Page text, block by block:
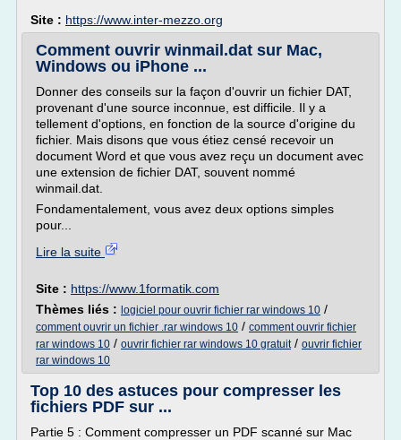
Site : https://www.inter-mezzo.org
Comment ouvrir winmail.dat sur Mac,
Windows ou iPhone ...
Donner des conseils sur la façon d'ouvrir un fichier DAT,
provenant d'une source inconnue, est difficile. Il y a
tellement d'options, en fonction de la source d'origine du
fichier. Mais disons que vous étiez censé recevoir un
document Word et que vous avez reçu un document avec
une extension de fichier DAT, souvent nommé
winmail.dat.
Fondamentalement, vous avez deux options simples
pour...
Lire la suite
Site : https://www.1formatik.com
Thèmes liés : logiciel pour ouvrir fichier rar windows 10 /
comment ouvrir un fichier .rar windows 10 / comment ouvrir fichier
rar windows 10 / ouvrir fichier rar windows 10 gratuit/ ouvrir fichier
rar windows 10
Top 10 des astuces pour compresser les
fichiers PDF sur ...
Partie 5 : Comment compresser un PDF scanné sur Mac